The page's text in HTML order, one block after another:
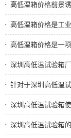
高低温箱价格前景
高低温箱价格是工
高低温箱价格是一
深圳高低温试验箱
针对于深圳高低温
深圳高低温试验箱
深圳高低温试验箱